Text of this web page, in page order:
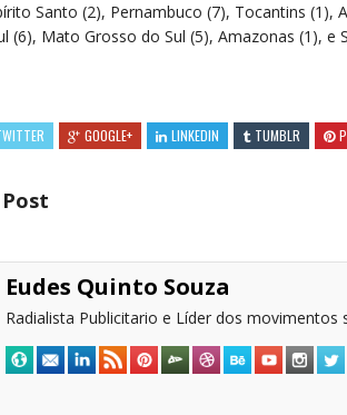
Santo (2), Pernambuco (7), Tocantins (1),
(6), Mato Grosso do Sul (5), Amazonas (1), e
GOOGLE+ LINKEDIN TUMBLR
Eudes Quinto Souza
Radialista Publicitario e Líder dos movimentos